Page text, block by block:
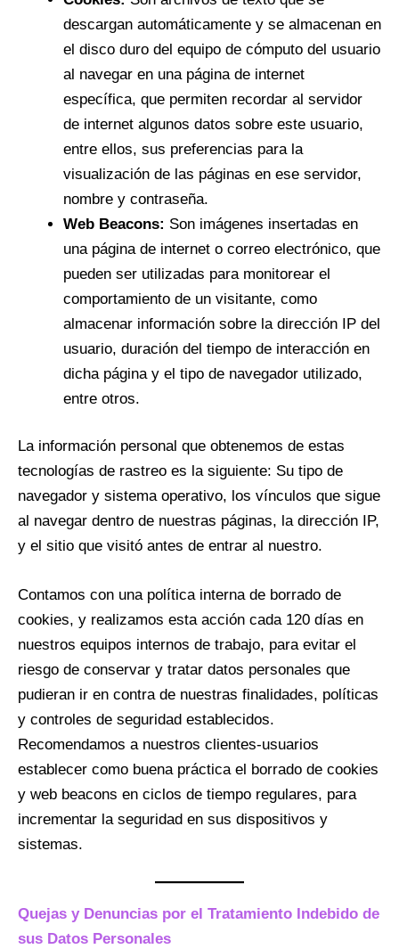
descargan automáticamente y se almacenan en
el disco duro del equipo de cómputo del usuario
al navegar en una página de internet
específica, que permiten recordar al servidor
de internet algunos datos sobre este usuario,
entre ellos, sus preferencias para la
visualización de las páginas en ese servidor,
nombre y contraseña.
Web Beacons: Son imágenes insertadas en
una página de internet o correo electrónico, que
pueden ser utilizadas para monitorear el
comportamiento de un visitante, como
almacenar información sobre la dirección IP del
usuario, duración del tiempo de interacción en
dicha página y el tipo de navegador utilizado,
entre otros.
La información personal que obtenemos de estas
tecnologías de rastreo es la siguiente: Su tipo de
navegador y sistema operativo, los vínculos que sigue
al navegar dentro de nuestras páginas, la dirección IP,
y el sitio que visitó antes de entrar al nuestro.
Contamos con una política interna de borrado de
cookies, y realizamos esta acción cada 120 días en
nuestros equipos internos de trabajo, para evitar el
riesgo de conservar y tratar datos personales que
pudieran ir en contra de nuestras finalidades, políticas
y controles de seguridad establecidos.
Recomendamos a nuestros clientes-usuarios
establecer como buena práctica el borrado de cookies
y web beacons en ciclos de tiempo regulares, para
incrementar la seguridad en sus dispositivos y
sistemas.
Quejas y Denuncias por el Tratamiento Indebido de
sus Datos Personales